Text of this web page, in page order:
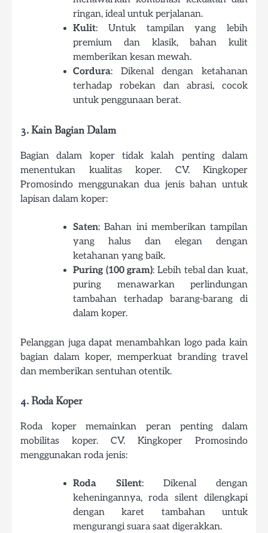
ringan, ideal untuk perjalanan.
Kulit: Untuk tampilan yang lebih
premium dan klasik, bahan kulit
memberikan kesan mewah.
Cordura: Dikenal dengan ketahanan
terhadap robekan dan abrasi, cocok
untuk penggunaan berat.
3. Kain Bagian Dalam
Bagian dalam koper tidak kalah penting dalam
menentukan kualitas koper. CV. Kingkoper
Promosindo menggunakan dua jenis bahan untuk
lapisan dalam koper:
Saten: Bahan ini memberikan tampilan
yang halus dan elegan dengan
ketahanan yang baik.
Puring (100 gram): Lebih tebal dan kuat,
puring menawarkan perlindungan
tambahan terhadap barang-barang di
dalam koper.
Pelanggan juga dapat menambahkan logo pada kain
bagian dalam koper, memperkuat branding travel
dan memberikan sentuhan otentik.
4. Roda Koper
Roda koper memainkan peran penting dalam
mobilitas koper. CV. Kingkoper Promosindo
menggunakan roda jenis:
Roda Silent: Dikenal dengan
keheningannya, roda silent dilengkapi
dengan karet tambahan untuk
mengurangi suara saat digerakkan.